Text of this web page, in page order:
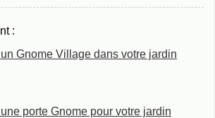
:
Gnome Village dans votre jardin
porte Gnome pour votre jardin